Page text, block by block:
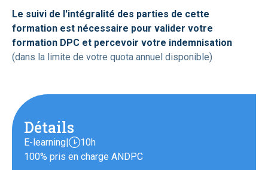
Le suivi de l'intégralité des parties de cette
formation est nécessaire pour valider votre
formation DPC et percevoir votre indemnisation
(dans la limite de votre quota annuel disponible)
Détails
E-learning|
10h
100% pris en charge ANDPC